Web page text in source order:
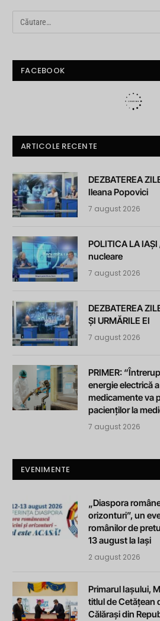
FACEBOOK
ARTICOLE RECENTE
DEZBATEREA
Ileana Popovici
7 august 2026
POLITICA LA
nucleare
7 august 2026
DEZBATEREA
ȘI URMĂRILE EI
7 august 2026
PRIMER:
energie electrică
medicamente va
pacienților la
7 august 2026
EVENIMENTE
„Diaspora
orizonturi”, un
românilor de
13 august la Iași
2 august 2026
Primarul Iașului,
titlul de Cetățean
Călărași din